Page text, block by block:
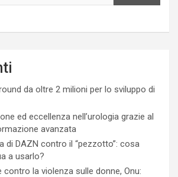
da oltre 2 milioni per lo sviluppo di
ed eccellenza nell’urologia grazie al
avanzata
di DAZN contro il “pezzotto”: cosa
a usarlo?
contro la violenza sulle donne, Onu: